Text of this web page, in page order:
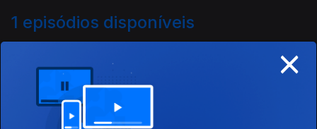
1 episódios disponíveis
×